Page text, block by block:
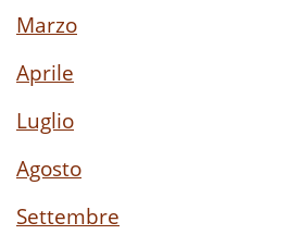
Marzo
Aprile
Luglio
Agosto
Settembre